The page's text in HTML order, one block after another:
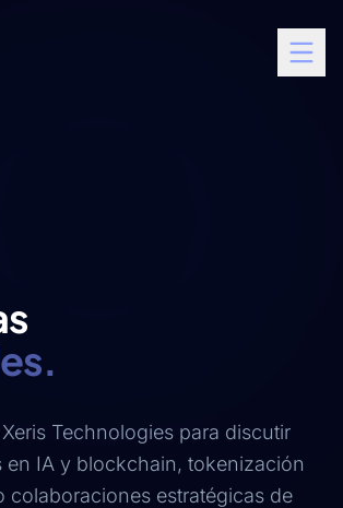
Technologies para discutir
en IA y blockchain, tokenización
colaboraciones estratégicas de